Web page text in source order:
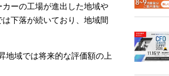
ーの工場が進出した地域や
下落が続いており、地域間
地域では将来的な評価額の上